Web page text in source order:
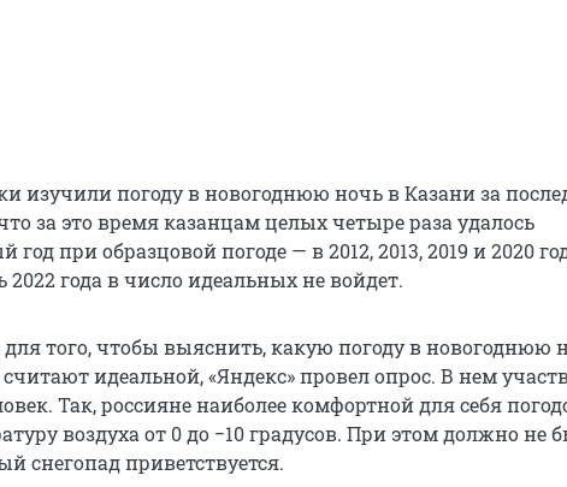
изучили погоду в новогоднюю ночь в Казани за
за это время казанцам целых четыре раза удалось
год при образцовой погоде — в 2012, 2013, 2019 и 2020
2022 года в число идеальных не войдет.
для того, чтобы выяснить, какую погоду в новогоднюю
идеальной, «Яндекс» провел опрос. В нем
Так, россияне наиболее комфортной для себя
воздуха от 0 до −10 градусов. При этом должно не
снегопад приветствуется.